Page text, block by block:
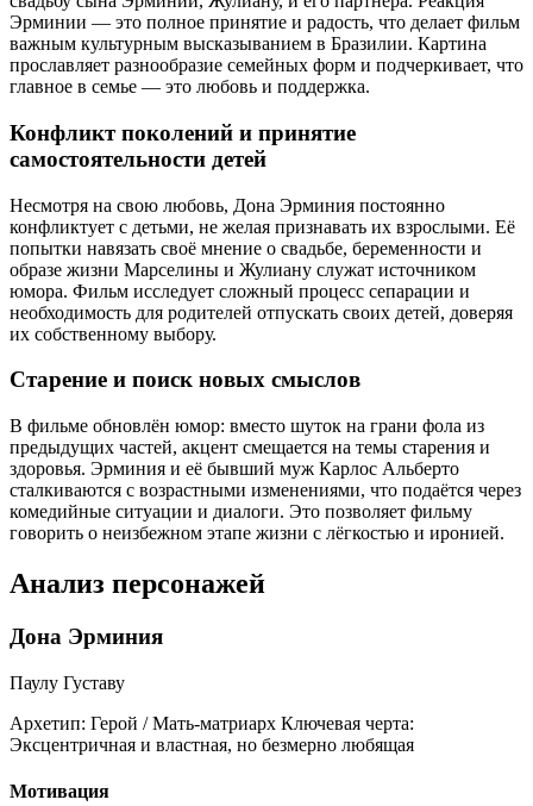
Эрминии — это полное принятие и радость, что делает фильм
важным культурным высказыванием в Бразилии. Картина
прославляет разнообразие семейных форм и подчеркивает, что
главное в семье — это любовь и поддержка.
Конфликт поколений и принятие
самостоятельности детей
Несмотря на свою любовь, Дона Эрминия постоянно
конфликтует с детьми, не желая признавать их взрослыми. Её
попытки навязать своё мнение о свадьбе, беременности и
образе жизни Марселины и Жулиану служат источником
юмора. Фильм исследует сложный процесс сепарации и
необходимость для родителей отпускать своих детей, доверяя
их собственному выбору.
Старение и поиск новых смыслов
В фильме обновлён юмор: вместо шуток на грани фола из
предыдущих частей, акцент смещается на темы старения и
здоровья. Эрминия и её бывший муж Карлос Альберто
сталкиваются с возрастными изменениями, что подаётся через
комедийные ситуации и диалоги. Это позволяет фильму
говорить о неизбежном этапе жизни с лёгкостью и иронией.
Анализ персонажей
Дона Эрминия
Паулу Густаву
Архетип: Герой / Мать-матриарх Ключевая черта:
Эксцентричная и властная, но безмерно любящая
Мотивация